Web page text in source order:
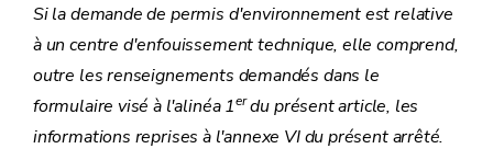
Si la demande de permis d'environnement est relative
à un centre d'enfouissement technique, elle comprend,
outre les renseignements demandés dans le
formulaire visé à l'alinéa 1erdu présent article, les
informations reprises à l'annexe VI du présent arrêté.